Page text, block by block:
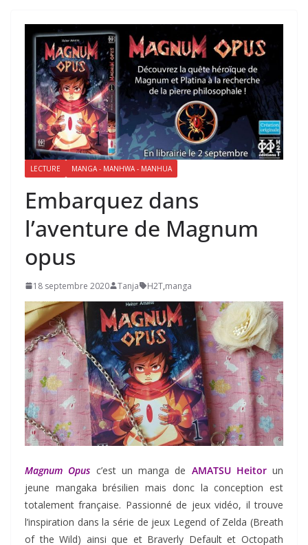
LECTURE MANGA - MANHWA - MANHUA
Embarquez dans
l’aventure de Magnum
opus
18 septembre 2020 Tanja H2T,manga
Magnum Opus c’est un manga de AMATSU Heitorun
jeune mangaka brésilien mais donc la conception est
totalement française. Passionné de jeux vidéo, il trouve
l’inspiration dans la série de jeux Legend of Zelda (Breath
of the Wild) ainsi que et Braverly Default et Octopath